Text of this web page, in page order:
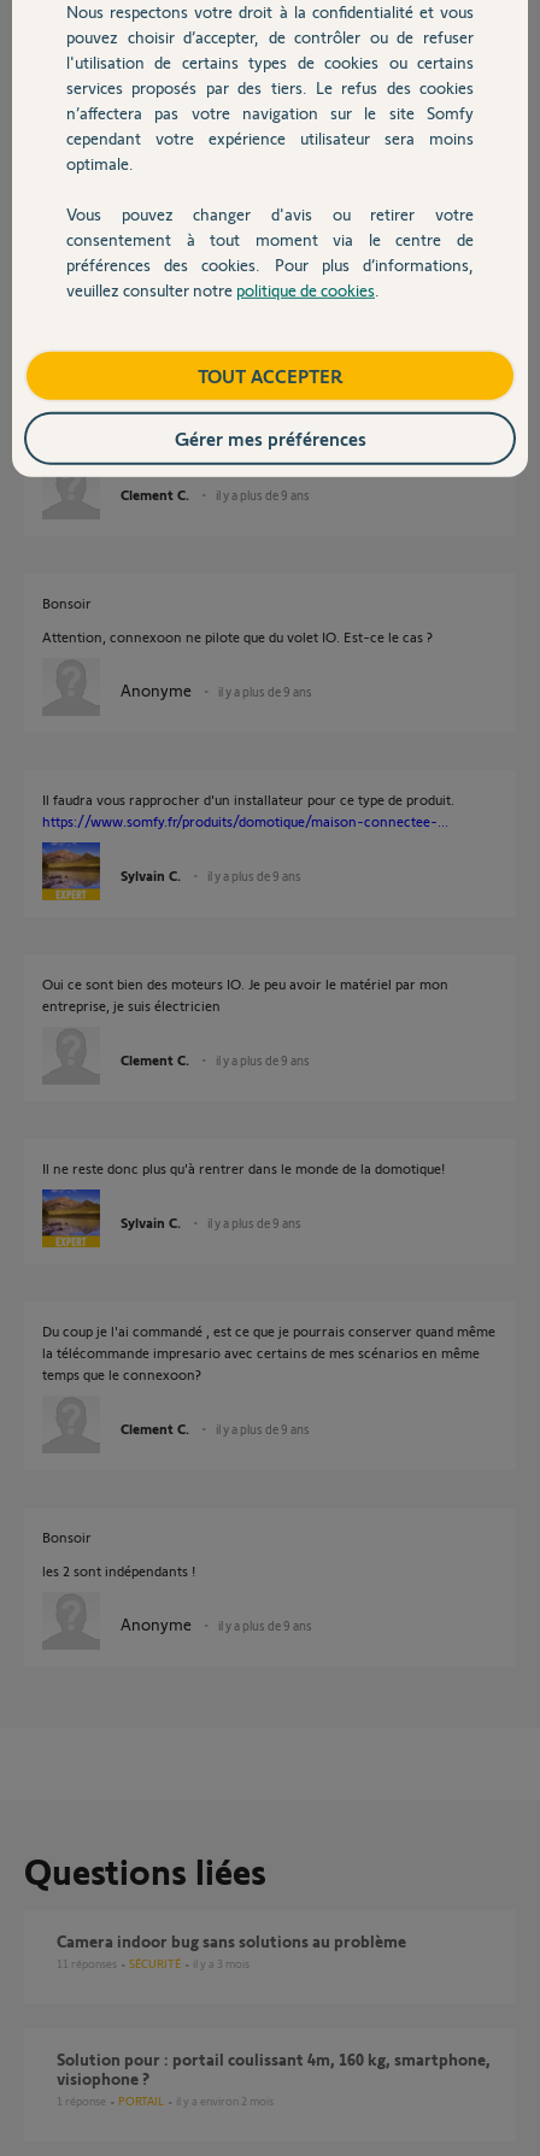
Chauffage
Autres produits
Devis avec un pro
Contact
Réponses
Bonjour,
oui Connexoon peut faire ça avec des capteurs et bien d'autres choses
https://service.somfy.com/downloads/master_v3_b2c/notice_...
Sylvain C. il y a plus de 9 ans
Parfait, merci beaucoup, comment ca se passe avec connexoon, j'ai cru
comprendre qu'il faut payer un abonnement? On ne peut mettre que 10
Clement C. il y a plus de 9 ans
Bonsoir
Attention, connexoon ne pilote que du volet IO. Est-ce le cas ?
Anonyme il y a plus de 9 ans
Il faudra vous rapprocher d'un installateur pour ce type de produit.
https://www.somfy.fr/produits/domotique/maison-connectee-...
Sylvain C. il y a plus de 9 ans
Oui ce sont bien des moteurs IO. Je peu avoir le matériel par mon
entreprise, je suis électricien
Clement C. il y a plus de 9 ans
Il ne reste donc plus qu'à rentrer dans le monde de la domotique!
Sylvain C. il y a plus de 9 ans
Du coup je l'ai commandé , est ce que je pourrais conserver quand même
la télécommande impresario avec certains de mes scénarios en même
temps que le connexoon?
Clement C. il y a plus de 9 ans
Bonsoir
les 2 sont indépendants !
Anonyme il y a plus de 9 ans
Questions liées
Camera indoor bug sans solutions au problème
11 réponses SÉCURITÉ il y a 3 mois
Solution pour : portail coulissant 4m, 160 kg, smartphone,
visiophone ?
1 réponse PORTAIL il y a environ 2 mois
Nous respectons votre droit à la confidentialité et vous
pouvez choisir d’accepter, de contrôler ou de refuser
l'utilisation de certains types de cookies ou certains
services proposés par des tiers. Le refus des cookies
n’affectera pas votre navigation sur le site Somfy
cependant votre expérience utilisateur sera moins
optimale.
Vous pouvez changer d'avis ou retirer votre
consentement à tout moment via le centre de
préférences des cookies. Pour plus d’informations,
veuillez consulter notre politique de cookies
TOUT ACCEPTER
Gérer mes préférences